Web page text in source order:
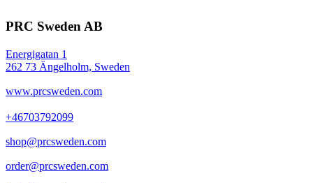
PRC Sweden AB
Energigatan 1
262 73 Ängelholm, Sweden
www.prcsweden.com
+46703792099
shop@prcsweden.com
order@prcsweden.com